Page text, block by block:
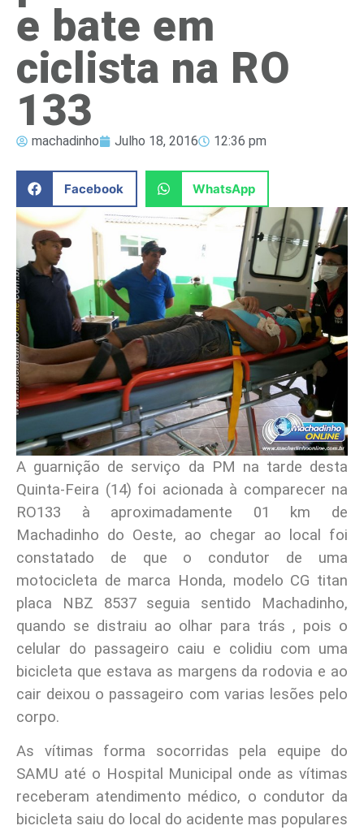
e bate em
ciclista na RO
133
machadinho Julho 18, 2016 12:36 pm
Facebook WhatsApp
A guarnição de serviço da PM na tarde desta
Quinta-Feira (14) foi acionada à comparecer na
RO133 à aproximadamente 01 km de
Machadinho do Oeste, ao chegar ao local foi
constatado de que o condutor de uma
motocicleta de marca Honda, modelo CG titan
placa NBZ 8537 seguia sentido Machadinho,
quando se distraiu ao olhar para trás , pois o
celular do passageiro caiu e colidiu com uma
bicicleta que estava as margens da rodovia e ao
cair deixou o passageiro com varias lesões pelo
corpo.
As vítimas forma socorridas pela equipe do
SAMU até o Hospital Municipal onde as vítimas
receberam atendimento médico, o condutor da
bicicleta saiu do local do acidente mas populares